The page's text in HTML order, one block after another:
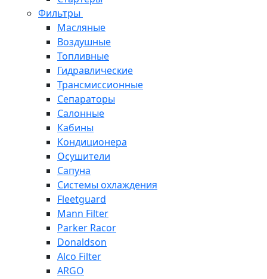
Фильтры
Масляные
Воздушные
Топливные
Гидравлические
Трансмиссионные
Сепараторы
Салонные
Кабины
Кондиционера
Осушители
Сапуна
Системы охлаждения
Fleetguard
Mann Filter
Parker Racor
Donaldson
Alco Filter
ARGO